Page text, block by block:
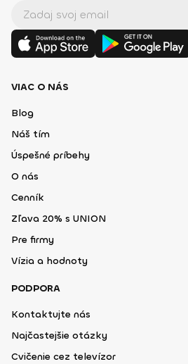
VIAC O NÁS
Blog
Náš tím
Úspešné príbehy
O nás
Cenník
Zľava 20% s UNION
Pre firmy
Vízia a hodnoty
PODPORA
Kontaktujte nás
Najčastejšie otázky
Cvičenie cez televízor